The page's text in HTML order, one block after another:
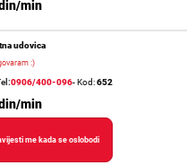
min
udovica
:)
0906/400-096- Kod:652
min
me kada se oslobodi